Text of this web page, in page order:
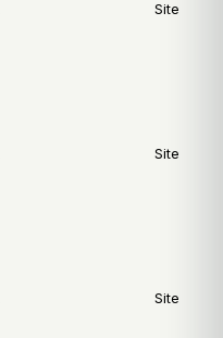
Site
Site
Site